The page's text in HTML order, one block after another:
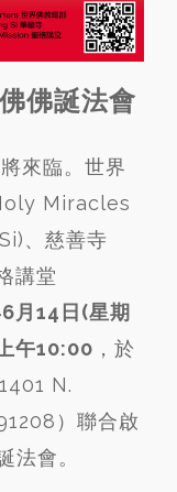
佛誕法會
來臨。世界
Miracles
、慈善寺
講堂
月14日(星期
午10:00 ，於
N.
）聯合啟
法會。